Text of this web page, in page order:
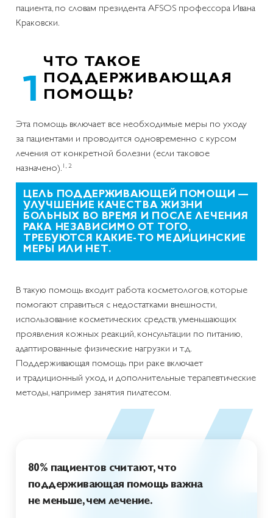
пациента, по словам президента AFSOS профессора Ивана
Краковски.
ЧТО ТАКОЕ
ПОДДЕРЖИВАЮЩАЯ
ПОМОЩЬ?
Эта помощь включает все необходимые меры по уходу
за пациентами и проводится одновременно с курсом
лечения от конкретной болезни (если таковое
назначено). 1, 2
ЦЕЛЬ ПОДДЕРЖИВАЮЩЕЙ ПОМОЩИ —
УЛУЧШЕНИЕ КАЧЕСТВА ЖИЗНИ
БОЛЬНЫХ ВО ВРЕМЯ И ПОСЛЕ ЛЕЧЕНИЯ
РАКА НЕЗАВИСИМО ОТ ТОГО,
ТРЕБУЮТСЯ КАКИЕ-ТО МЕДИЦИНСКИЕ
МЕРЫ ИЛИ НЕТ.
В такую помощь входит работа косметологов, которые
помогают справиться с недостатками внешности,
использование косметических средств, уменьшающих
проявления кожных реакций, консультации по питанию,
адаптированные физические нагрузки и т.д.
Поддерживающая помощь при раке включает
и традиционный уход, и дополнительные терапевтические
методы, например занятия пилатесом.
80% пациентов считают, что
поддерживающая помощь важна
не меньше, чем лечение.